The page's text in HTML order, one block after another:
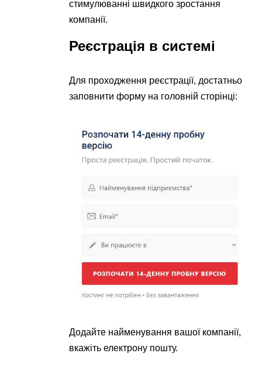
стимулюванні швидкого зростання
компанії.
Реєстрація в системі
Для проходження реєстрації, достатньо
заповнити форму на головній сторінці:
Додайте найменування вашої компанії,
вкажіть електрону пошту.